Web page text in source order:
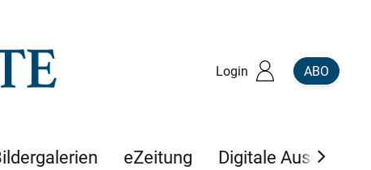
Login ABO
eZeitung Digitale Ausgaben